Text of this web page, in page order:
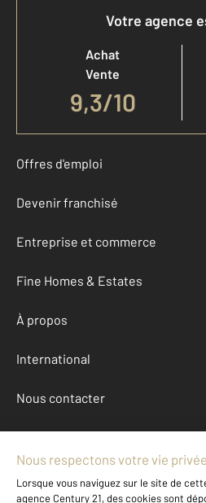
Votre agence
Achat
Vente
9,3/10
Offres d'emploi
Devenir franchisé
Entreprise et commerce
Fine Homes & Estates
À propos
International
Nous contacter
Mentions légales & CGU et
Données